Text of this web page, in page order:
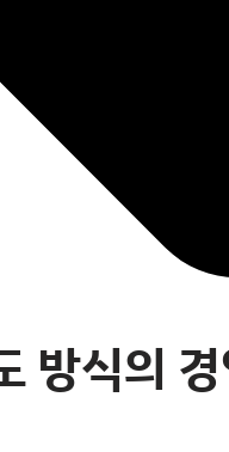
방식의